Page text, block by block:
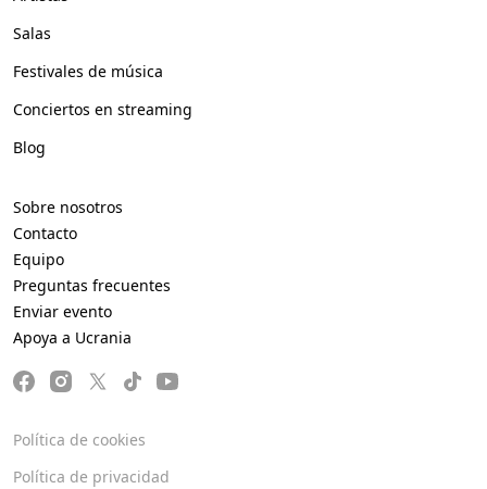
Salas
Festivales de música
Conciertos en streaming
Blog
Sobre nosotros
Contacto
Equipo
Preguntas frecuentes
Enviar evento
Apoya a Ucrania
Política de cookies
Política de privacidad